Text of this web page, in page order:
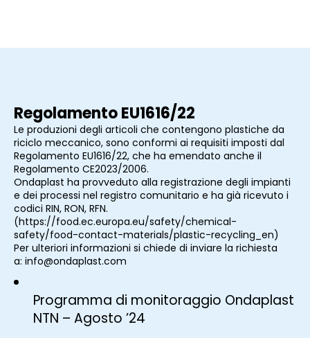
Regolamento EU1616/22
Le produzioni degli articoli che contengono plastiche da
riciclo meccanico, sono conformi ai requisiti imposti dal
Regolamento EU1616/22, che ha emendato anche il
Regolamento CE2023/2006.
Ondaplast ha provveduto alla registrazione degli impianti
e dei processi nel registro comunitario e ha già ricevuto i
codici RIN, RON, RFN.
(https://food.ec.europa.eu/safety/chemical-
safety/food-contact-materials/plastic-recycling_en)
Per ulteriori informazioni si chiede di inviare la richiesta
a: info@ondaplast.com
Programma di monitoraggio Ondaplast
NTN – Agosto ’24